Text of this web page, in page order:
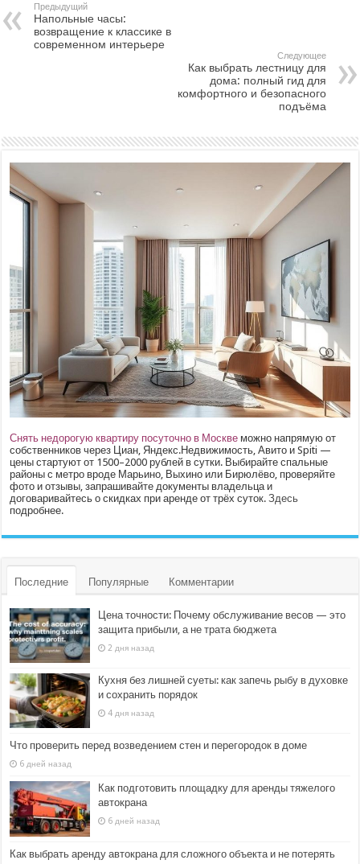
Предыдущий
Напольные часы:
возвращение к классике в
современном интерьере
Следующее
Как выбрать лестницу для
дома: полный гид для
комфортного и безопасного
подъёма
Снять недорогую квартиру посуточно в Москве можно напрямую от
собственников через Циан, Яндекс.Недвижимость, Авито и Spiti —
цены стартуют от 1500–2000 рублей в сутки. Выбирайте спальные
районы с метро вроде Марьино, Выхино или Бирюлёво, проверяйте
фото и отзывы, запрашивайте документы владельца и
договаривайтесь о скидках при аренде от трёх суток.Здесь
подробнее.
Последние Популярные Комментарии
Цена точности: Почему обслуживание весов — это
защита прибыли, а не трата бюджета
2 дня назад
Кухня без лишней суеты: как запечь рыбу в духовке
и сохранить порядок
4 дня назад
Что проверить перед возведением стен и перегородок в доме
6 дней назад
Как подготовить площадку для аренды тяжелого
автокрана
6 дней назад
Как выбрать аренду автокрана для сложного объекта и не потерять